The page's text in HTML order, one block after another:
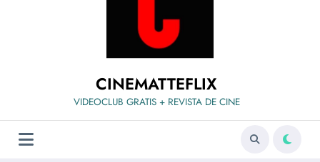
CINEMATTEFLIX
VIDEOCLUB GRATIS + REVISTA DE CINE